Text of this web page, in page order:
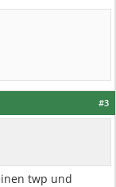
#3
twp und